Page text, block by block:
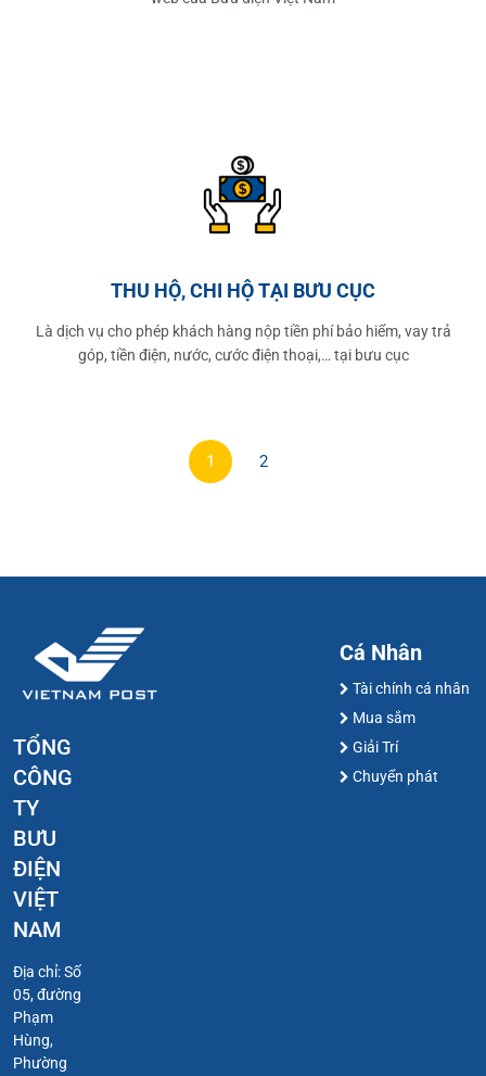
THU HỘ, CHI HỘ TẠI BƯU CỤC
Là dịch vụ cho phép khách hàng nộp tiền phí bảo hiểm, vay trả
góp, tiền điện, nước, cước điện thoại,… tại bưu cục
1 2
TỔNG
CÔNG
TY
BƯU
ĐIỆN
VIỆT
NAM
Địa chỉ: Số
05, đường
Phạm
Hùng,
Phường
Cá Nhân
Tài chính cá nhân
Mua sắm
Giải Trí
Chuyển phát